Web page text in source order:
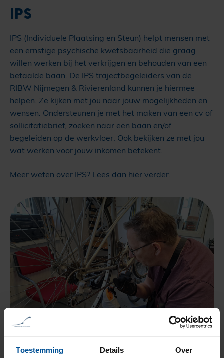
Toestemming Details Over
IPS
IPS (Individuele Plaatsing en Steun) helpt mensen met
een ernstige psychische kwetsbaarheid die graag
willen werken bij het verkrijgen en behouden van een
betaalde baan. De IPS trajectbegeleiders van de
RIBW Nijmegen & Rivierenland kunnen je hiermee
helpen. Ze kijken met jou naar jouw mogelijkheden en
wensen. Ondersteunen je met het maken van een cv of
sollicitatiebrief, zoeken naar een baan en/of
begeleiden op de werkvloer. Ook bekijken ze met jou
wat werken voor jouw inkomen betekent.
Meer weten over IPS? Lees dan hier verder.